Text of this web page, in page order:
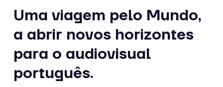
Uma viagem pelo Mundo,
a abrir novos horizontes
para o audiovisual
português.